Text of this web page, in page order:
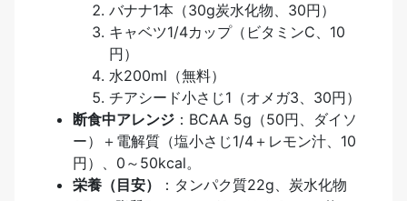
バナナ1本（30g炭水化物、30円）
キャベツ1/4カップ（ビタミンC、10
円）
水200ml（無料）
チアシード小さじ1（オメガ3、30円）
断食中アレンジ ：BCAA 5g（50円、ダイソ
ー）＋電解質（塩小さじ1/4＋レモン汁、10
円）、0～50kcal。
栄養（目安）
：タンパク質22g、炭水化物